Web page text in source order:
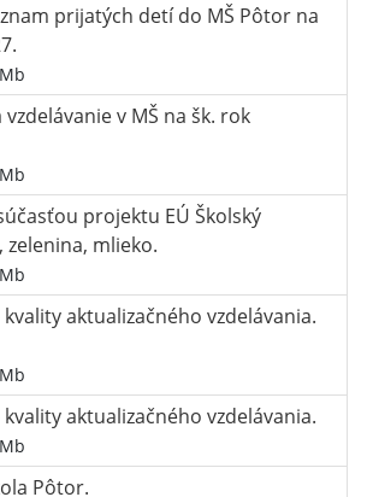
prijatých detí do MŠ Pôtor na
v MŠ na šk. rok
projektu EÚ Školský
mlieko.
aktualizačného vzdelávania.
aktualizačného vzdelávania.
Pôtor.